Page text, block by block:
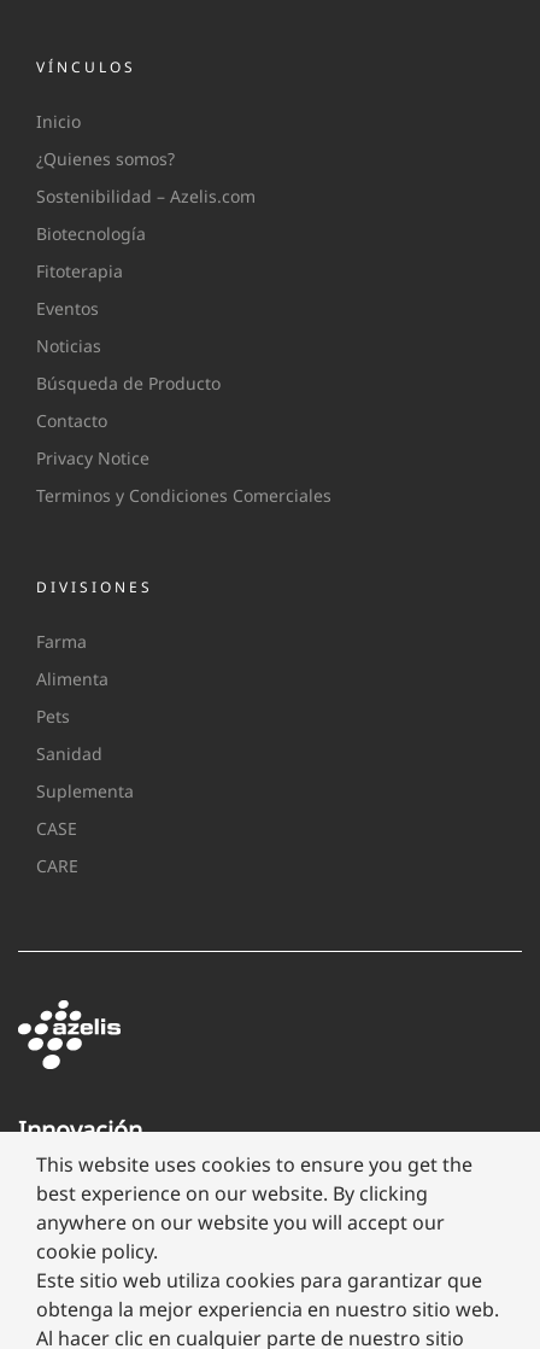
VÍNCULOS
Inicio
¿Quienes somos?
Sostenibilidad – Azelis.com
Biotecnología
Fitoterapia
Eventos
Noticias
Búsqueda de Producto
Contacto
Privacy Notice
Terminos y Condiciones Comerciales
DIVISIONES
Farma
Alimenta
Pets
Sanidad
Suplementa
CASE
CARE
Innovación
través
de
formulación
This website uses cookies to ensure you get the
best experience on our website. By clicking
anywhere on our website you will accept our
cookie policy.
Este sitio web utiliza cookies para garantizar que
obtenga la mejor experiencia en nuestro sitio web.
Al hacer clic en cualquier parte de nuestro sitio